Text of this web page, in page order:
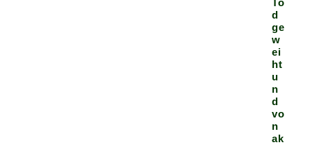
To
d
ge
w
ei
ht
u
n
d
vo
n
ak